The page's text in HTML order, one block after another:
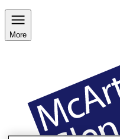
More